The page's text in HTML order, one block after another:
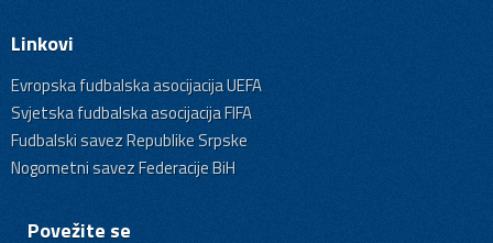
Linkovi
Evropska fudbalska asocijacija UEFA
Svjetska fudbalska asocijacija FIFA
Fudbalski savez Republike Srpske
Nogometni savez Federacije BiH
Povežite se